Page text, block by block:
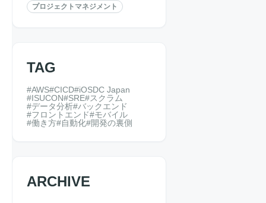
プロジェクトマネジメント
TAG
AWS CICD iOSDC Japan
ISUCON
SRE スクラム
データ分析 バックエンド
フロントエンド
モバイル
働き方
自動化 開発の裏側
ARCHIVE